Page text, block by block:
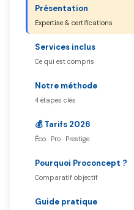
Présentation
Expertise & certifications
Services inclus
Ce qui est compris
Notre méthode
4 étapes clés
💰 Tarifs 2026
Éco · Pro · Prestige
Pourquoi Proconcept ?
Comparatif objectif
Guide pratique